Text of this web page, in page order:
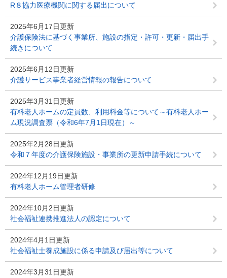
R８協力医療機関に関する届出について
2025年6月17日更新
介護保険法に基づく事業所、施設の指定・許可・更新・届出手
続きについて
2025年6月12日更新
介護サービス事業者経営情報の報告について
2025年3月31日更新
有料老人ホームの定員数、利用料金等について～有料老人ホー
ム現況調査票（令和6年7月1日現在）～
2025年2月28日更新
令和７年度の介護保険施設・事業所の更新申請手続について
2024年12月19日更新
有料老人ホーム管理者研修
2024年10月2日更新
社会福祉連携推進法人の認定について
2024年4月1日更新
社会福祉士養成施設に係る申請及び届出等について
2024年3月31日更新